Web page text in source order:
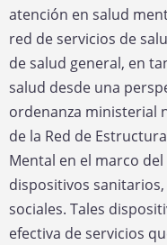
atención en salud
red de servicios de
de salud general, en
salud desde una
ordenanza ministerial
de la Red de
Mental en el marco
dispositivos
sociales. Tales
efectiva de servicios